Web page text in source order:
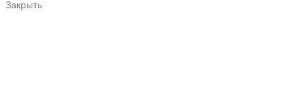
Закрыть